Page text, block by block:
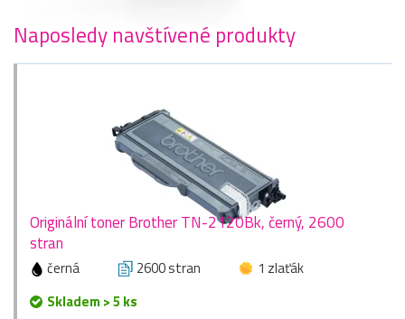
Naposledy navštívené produkty
Originální toner Brother TN-2120Bk, černý, 2600
stran
černá 2600 stran
1 zlaťák
Skladem > 5 ks